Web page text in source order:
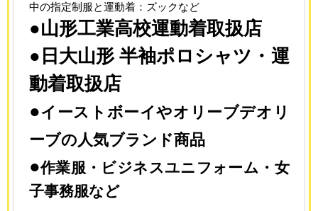
中の指定制服と運動着：ズックなど
●山形工業高校運動着取扱店
●日大山形 半袖ポロシャツ・運
動着取扱店
●イーストボーイやオリーブデオリ
ーブの人気ブランド商品
●作業服・ビジネスユニフォーム・女
子事務服など